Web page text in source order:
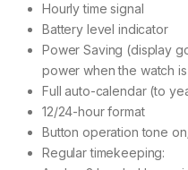
Hourly time signal
Battery level indicator
Power Saving (display
power when the watch
Full auto-calendar (to
12/24-hour format
Button operation tone
Regular timekeeping: